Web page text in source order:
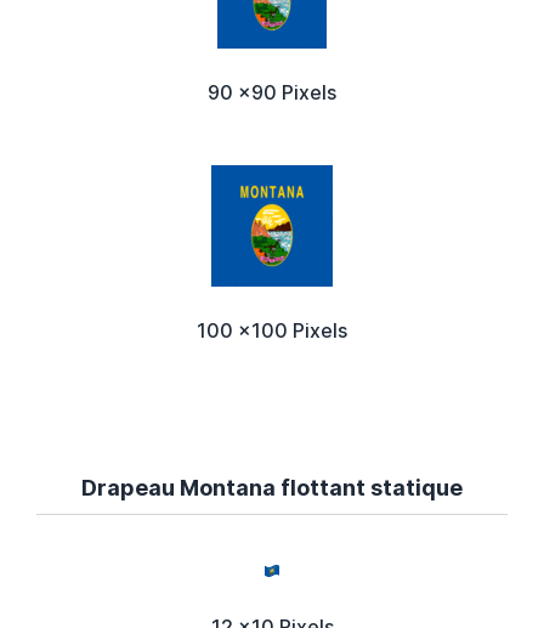
90 x90 Pixels
100 x100 Pixels
Drapeau Montana flottant statique